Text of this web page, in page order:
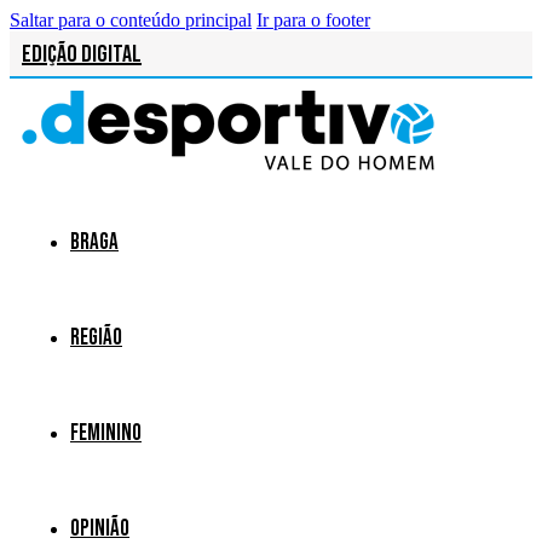
Saltar para o conteúdo principal Ir para o footer
Edição Digital
Braga
Região
Feminino
Opinião